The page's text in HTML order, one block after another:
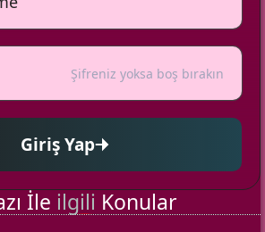
Şifreniz yoksa boş bırakın
Giriş Yap
İle ilgili Konular